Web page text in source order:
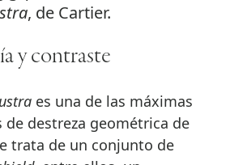
, de Cartier.
y contraste
es una de las máximas
de destreza geométrica de
trata de un conjunto de